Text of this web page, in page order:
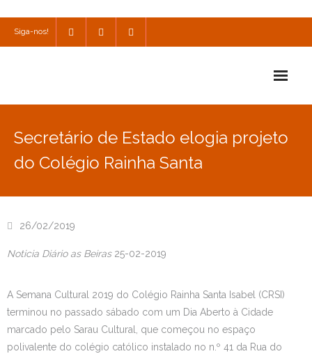
Siga-nos!
Estudar no CRSI
Secretário de Estado elogia projeto
do Colégio Rainha Santa
26/02/2019
Noticia Diário as Beiras25-02-2019
A Semana Cultural 2019 do Colégio Rainha Santa Isabel (CRSI)
terminou no passado sábado com um Dia Aberto à Cidade
marcado pelo Sarau Cultural, que começou no espaço
polivalente do colégio católico instalado no n.º 41 da Rua do